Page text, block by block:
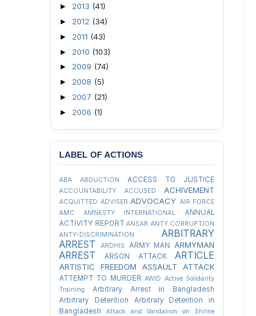
► 2013 (41)
► 2012 (34)
► 2011 (43)
► 2010 (103)
► 2009 (74)
► 2008 (5)
► 2007 (21)
► 2006 (1)
LABEL OF ACTIONS
ABA ABDUCTION ACCESS TO JUSTICE
ACCOUNTABILITY ACCUSED ACHIVEMENT
ACQUITTED ADVISER ADVOCACY AIR FORCE
AMC
AMNESTY INTERNATIONAL
ANNUAL
ACTIVITY REPORT ANSAR ANTY CORRUPTION
ANTY-DISCRIMINATION
ARBITRARY
ARREST
ARDHIS ARMY MAN ARMYMAN
ARREST ARSON ATTACK ARTICLE
ARTISTIC FREEDOM ASSAULT ATTACK
ATTEMPT TO MURDER AWID Active Solidarity
Training
Arbitrary Arrest in Bangladesh
Arbitrary Detention
Arbitrary Detention in
Bangladesh
Attack and Vandalism on Shrine